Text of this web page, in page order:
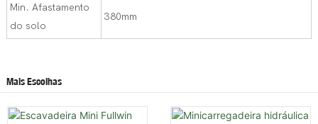
Min. Afastamento
do solo
380mm
Mais Escolhas